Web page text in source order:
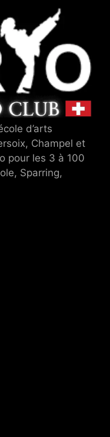
d’arts
Champel et
pour les 3 à 100
Sparring,